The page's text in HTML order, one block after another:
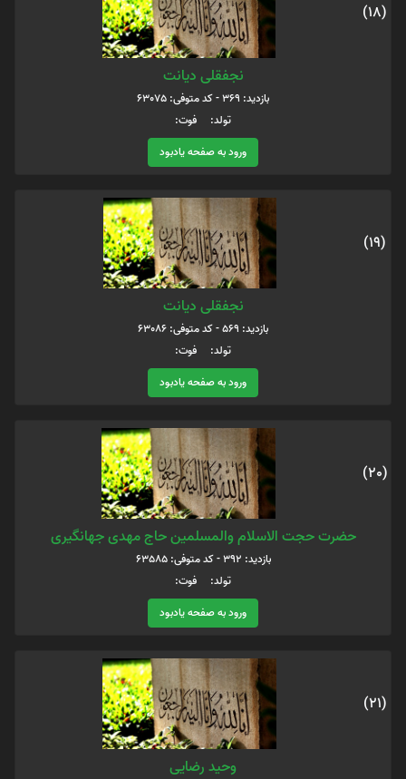
(18)
نجفقلی دیانت
بازدید: 369 - کد متوفی: 63075
تولد: فوت:
ورود به صفحه یادبود
(19)
نجفقلی دیانت
بازدید: 569 - کد متوفی: 63086
تولد: فوت:
ورود به صفحه یادبود
(20)
حضرت حجت الاسلام والمسلمین حاج مهدی جهانگیری
بازدید: 392 - کد متوفی: 63585
تولد: فوت:
ورود به صفحه یادبود
(21)
وحید رضایی